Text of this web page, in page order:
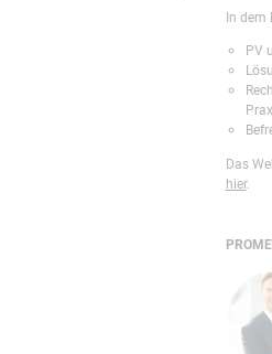
In dem
PV
Das
hier.